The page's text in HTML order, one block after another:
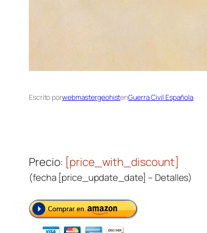
Escrito porwebmastergeohistenGuerra Civil Española
Precio: [price_with_discount]
(fecha [price_update_date] – Detalles)